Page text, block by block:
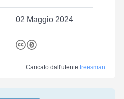
02 Maggio 2024
Caricato dall'utente freesman